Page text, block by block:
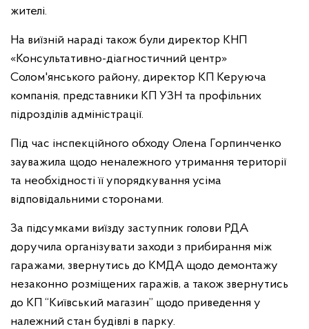
жителі.
На виїзній нараді також були директор КНП
«Консультативно-діагностичний центр»
Солом'янського району, директор КП Керуюча
компанія, представники КП УЗН та профільних
підрозділів адміністрації.
Під час інспекційного обходу Олена Горпинченко
зауважила щодо неналежного утримання території
та необхідності її упорядкування усіма
відповідальними сторонами.
За підсумками виїзду заступник голови РДА
доручила організувати заходи з прибирання між
гаражами, звернутись до КМДА щодо демонтажу
незаконно розміщених гаражів, а також звернутись
до КП “Київський магазин” щодо приведення у
належний стан будівлі в парку.